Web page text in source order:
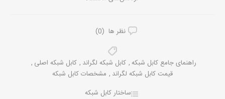
نظر ها (0)
راهنمای جامع کابل شبکه, کابل شبکه لگراند , کابل شبکه اصلی ,
قیمت کابل شبکه لگراند , مشخصات کابل شبکه
ساختار کابل شبکه